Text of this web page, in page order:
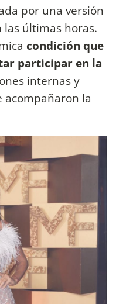
por una versión
las últimas horas.
condición que
participar en la
internas y
acompañaron la